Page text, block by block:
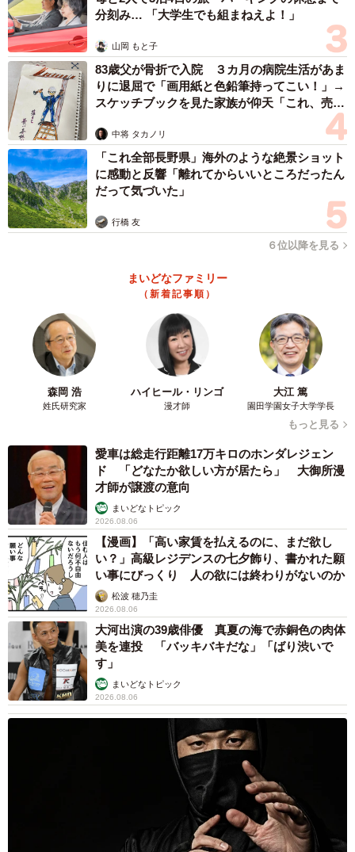
としてるわけがない」とノホホンとしてる人もいました。
〔Tさん、39歳〕
▽思いっきり地元で見られてしまう
なぜか学校内で不倫する人たちって脇が甘くて（笑）、す
ごくローカルな場所で会って見られちゃったりするんです
よね。あと、絶対雰囲気で分かる！PTAの忘年会とかで、
（不倫カップルの）席が離れてたとしても「あっなんかあ
るな」って分かる（笑）。物の渡し方とか視線とかね。〔O
さん、42歳〕
…なんともスリリングですねー。でも、だからこそどっぷ
りハマってしまうママもいるようですが、なぜか脇の甘さ
も目立つようですね（笑）。
3/5
不倫妻の行く末とは…
ドラマや雑誌を見ていても、不倫は必ず「悲惨な結末」が
待っているというイメージ。実際はどうなのでしょうか。
▽本気になって家を出て、不倫相手と結婚するケースも
知り合いで、通ってるスポーツジムの年下のインストラク
ターといい感じになって、そのまま本気になり、家を出た
人がいました。まだ小学生の子どももいました。旦那さん
分刻み… 「大学生でも組まねえよ！」
山岡 もと子
83歳父が骨折で入院 ３カ月の病院生活があま
りに退屈で「画用紙と色鉛筆持ってこい！」→
スケッチブックを見た家族が仰天「これ、売れ
中将 タカノリ
「これ全部長野県」海外のような絶景ショット
に感動と反響「離れてからいいところだったん
だって気づいた」
行橋 友
６位以降を見る
まいどなファミリー
（新着記事順）
森岡 浩
姓氏研究家
ハイヒール・リンゴ
漫才師
大江 篤
園田学園女子大学学長
もっと見る
愛車は総走行距離17万キロのホンダレジェン
ド 「どなたか欲しい方が居たら」 大御所漫
才師が譲渡の意向
まいどなトピック
2026.08.06
【漫画】「高い家賃を払えるのに、まだ欲し
い？」高級レジデンスの七夕飾り、書かれた願
い事にびっくり 人の欲には終わりがないのか
松波 穂乃圭
2026.08.06
大河出演の39歳俳優 真夏の海で赤銅色の肉体
美を連投 「バッキバキだな」「ばり渋いで
す」
まいどなトピック
2026.08.06